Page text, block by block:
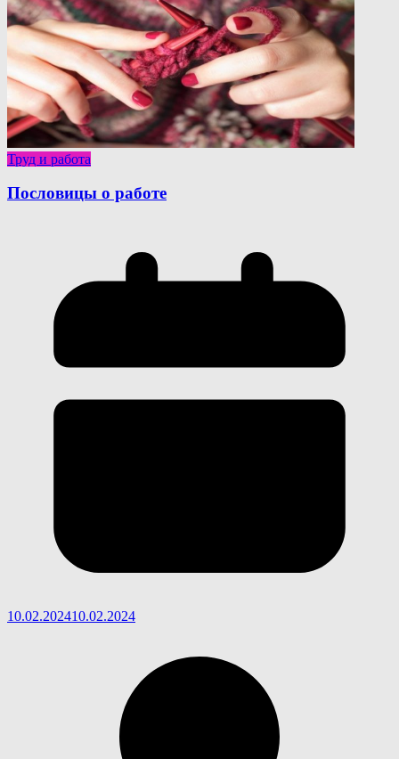
Труд и работа
Пословицы о работе
10.02.202410.02.2024